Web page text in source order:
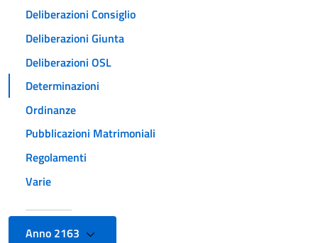
Deliberazioni Consiglio
Deliberazioni Giunta
Deliberazioni OSL
Determinazioni
Ordinanze
Pubblicazioni Matrimoniali
Regolamenti
Varie
Anno 2163